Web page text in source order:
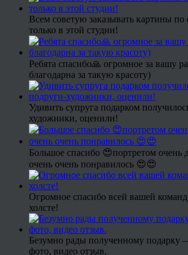
Всем советую заказывать картины по
только в этой студии!
Ребята спасибо🙏 огромное за вашу
благодарна за такую красоту)
Удивить супруга подарком
художники, оценили!
Большое спасибо 😍портретом очень
очень очень понравилось 😍😍
Огромное спасибо всей вашей
холсте!
Безумно рады полученному подарку
фото, видео отзыв.